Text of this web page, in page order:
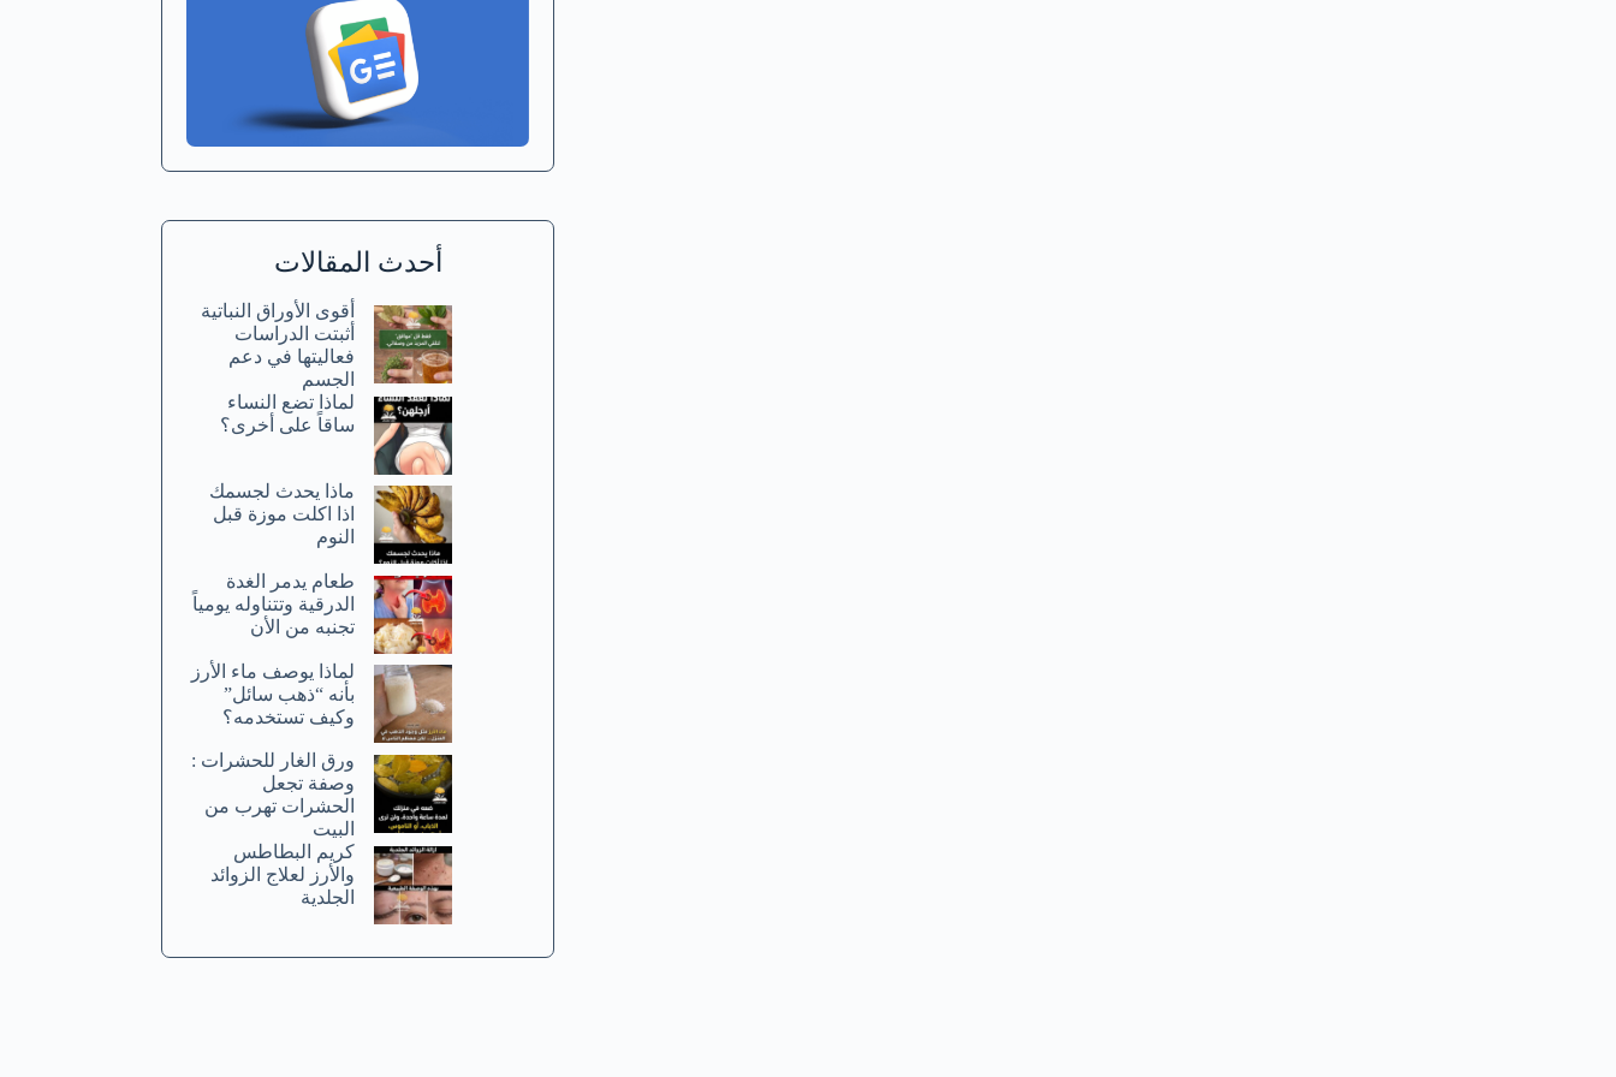
أحدث المقالات
أقوى الأوراق النباتية
أثبتت الدراسات
فعاليتها في دعم
الجسم
لماذا تضع النساء
ساقاً على أخرى؟
ماذا يحدث لجسمك
اذا اكلت موزة قبل
النوم
طعام يدمر الغدة
الدرقية وتتناوله يومياً
تجنبه من الأن
لماذا يوصف ماء الأرز
بأنه “ذهب سائل”
وكيف تستخدمه؟
ورق الغار للحشرات :
وصفة تجعل
الحشرات تهرب من
البيت
كريم البطاطس
والأرز لعلاج الزوائد
الجلدية